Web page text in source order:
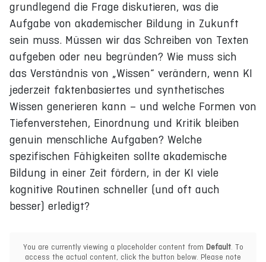
grundlegend die Frage diskutieren, was die
Aufgabe von akademischer Bildung in Zukunft
sein muss. Müssen wir das Schreiben von Texten
aufgeben oder neu begründen? Wie muss sich
das Verständnis von „Wissen“ verändern, wenn KI
jederzeit faktenbasiertes und synthetisches
Wissen generieren kann – und welche Formen von
Tiefenverstehen, Einordnung und Kritik bleiben
genuin menschliche Aufgaben? Welche
spezifischen Fähigkeiten sollte akademische
Bildung in einer Zeit fördern, in der KI viele
kognitive Routinen schneller (und oft auch
besser) erledigt?
You are currently viewing a placeholder content from Default. To
access the actual content, click the button below. Please note